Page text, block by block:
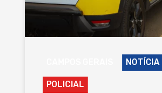
NOTÍCIA
POLICIAL